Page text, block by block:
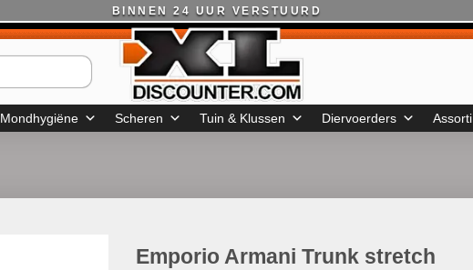
BINNEN 24 UUR VERSTUURD
Mondhygiëne Scheren Tuin & Klussen Diervoerders Assorti
Emporio Armani Trunk stretch